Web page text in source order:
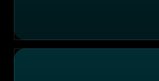
UFO-Burger selber